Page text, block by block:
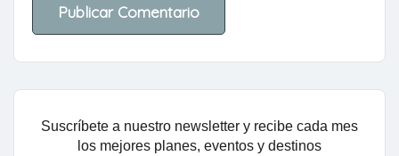
Suscríbete a nuestro newsletter y recibe cada mes
los mejores planes, eventos y destinos